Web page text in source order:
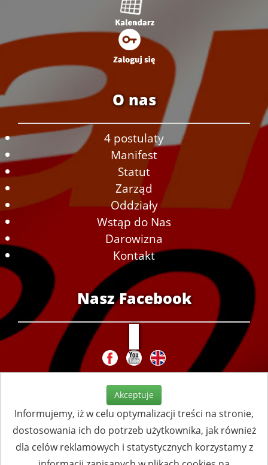
O nas
4 postulaty
Manifest
Statut
Zarząd
Oddziały
Wstąp do Nas
Darowizna
Kontakt
Nasz Facebook
Akceptuje
Informujemy, iż w celu optymalizacji treści na stronie,
dostosowania ich do potrzeb użytkownika, jak również
dla celów reklamowych i statystycznych korzystamy z